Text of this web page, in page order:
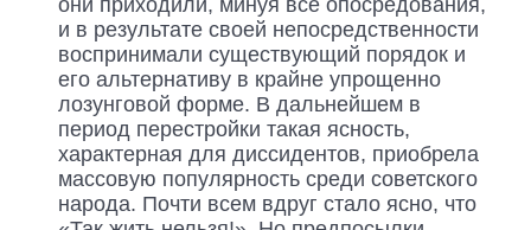
они приходили, минуя все опосредования,
и в результате своей непосредственности
воспринимали существующий порядок и
его альтернативу в крайне упрощенно
лозунговой форме. В дальнейшем в
период перестройки такая ясность,
характерная для диссидентов, приобрела
массовую популярность среди советского
народа. Почти всем вдруг стало ясно, что